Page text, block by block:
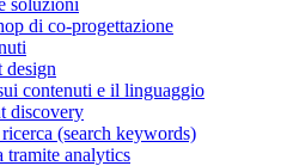
soluzioni
di co-progettazione
design
contenuti e il linguaggio
discovery
(search keywords)
tramite analytics